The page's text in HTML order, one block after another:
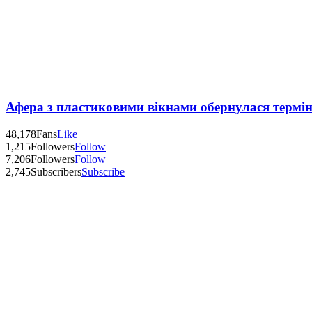
Афера з пластиковими вікнами обернулася
48,178FansLike
1,215FollowersFollow
7,206FollowersFollow
2,745SubscribersSubscribe